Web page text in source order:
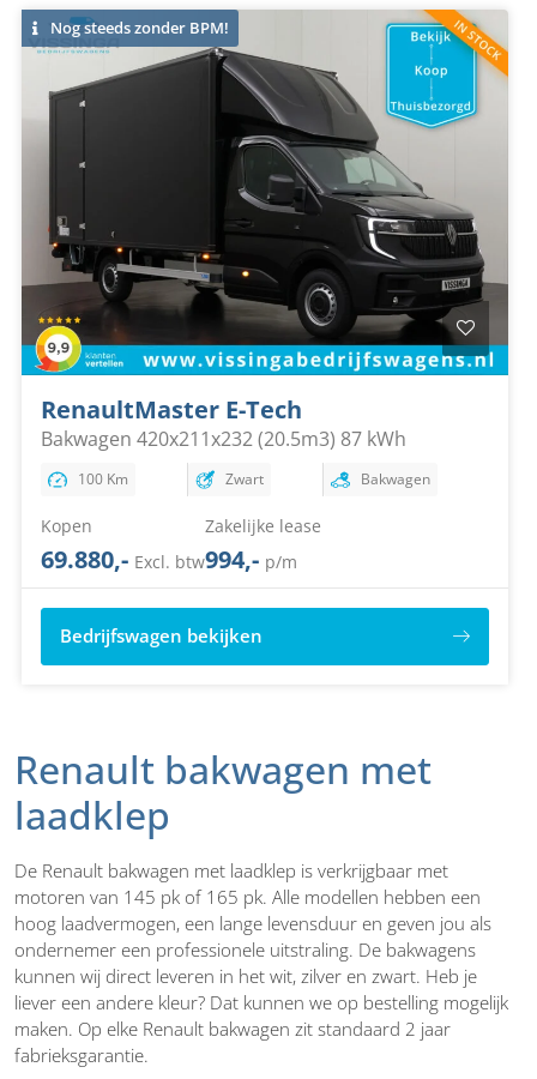
Nog steeds zonder BPM!
RenaultMaster E-Tech
Bakwagen 420x211x232 (20.5m3) 87 kWh
100 Km Zwart Bakwagen
Kopen
69.880,- Excl. btw
Zakelijke lease
994,- p/m
Bedrijfswagen bekijken
Renault bakwagen met
laadklep
De Renault bakwagen met laadklep is verkrijgbaar met
motoren van 145 pk of 165 pk. Alle modellen hebben een
hoog laadvermogen, een lange levensduur en geven jou als
ondernemer een professionele uitstraling. De bakwagens
kunnen wij direct leveren in het wit, zilver en zwart. Heb je
liever een andere kleur? Dat kunnen we op bestelling mogelijk
maken. Op elke Renault bakwagen zit standaard 2 jaar
fabrieksgarantie.